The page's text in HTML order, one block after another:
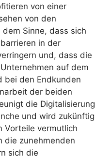
von einer
von den
Sinne, dass sich
in der
und, dass die
auf dem
bei den Endkunden
der beiden
die Digitalisierung
und wird zukünftig
Vorteile vermutlich
die zunehmenden
sich die